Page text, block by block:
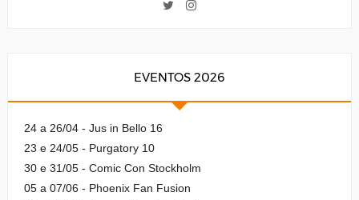
EVENTOS 2026
24 a 26/04 - Jus in Bello 16
23 e 24/05 - Purgatory 10
30 e 31/05 - Comic Con Stockholm
05 a 07/06 - Phoenix Fan Fusion